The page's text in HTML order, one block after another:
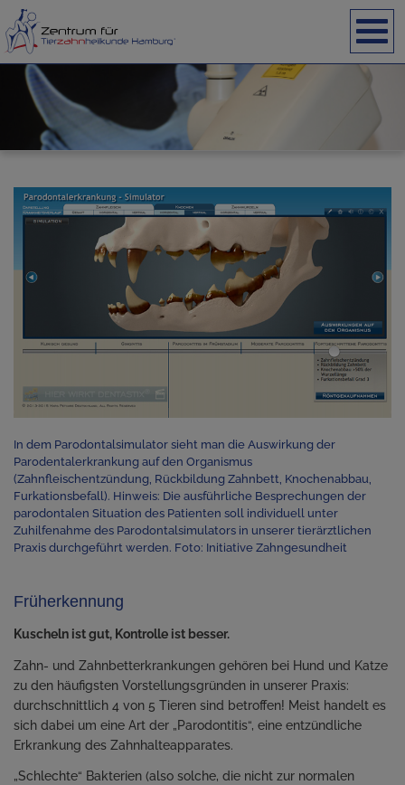
In dem Parodontalsimulator sieht man die Auswirkung der
Parodentalerkrankung auf den Organismus
(Zahnfleischentzündung, Rückbildung Zahnbett, Knochenabbau,
Furkationsbefall). Hinweis: Die ausführliche Besprechungen der
parodontalen Situation des Patienten soll individuell unter
Zuhilfenahme des Parodontalsimulators in unserer tierärztlichen
Praxis durchgeführt werden. Foto: Initiative Zahngesundheit
Früherkennung
Kuscheln ist gut, Kontrolle ist besser.
Zahn- und Zahnbetterkrankungen gehören bei Hund und Katze
zu den häufigsten Vorstellungsgründen in unserer Praxis:
durchschnittlich 4 von 5 Tieren sind betroffen! Meist handelt es
sich dabei um eine Art der „Parodontitis“, eine entzündliche
Erkrankung des Zahnhalteapparates.
„Schlechte“ Bakterien (also solche, die nicht zur normalen